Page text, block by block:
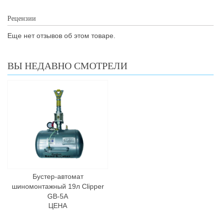
Рецензии
Еще нет отзывов об этом товаре.
ВЫ НЕДАВНО СМОТРЕЛИ
Бустер-автомат
шиномонтажный 19л Clipper
GB-5A
ЦЕНА